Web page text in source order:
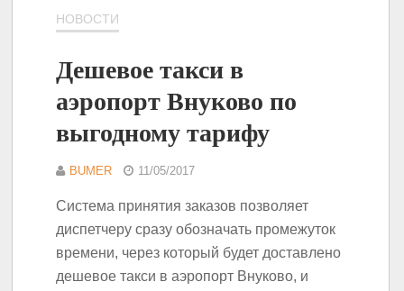
НОВОСТИ
Дешевое такси в
аэропорт Внуково по
выгодному тарифу
BUMER 11/05/2017
Система принятия заказов позволяет
диспетчеру сразу обозначать промежуток
времени, через который будет доставлено
дешевое такси в аэропорт Внуково, и